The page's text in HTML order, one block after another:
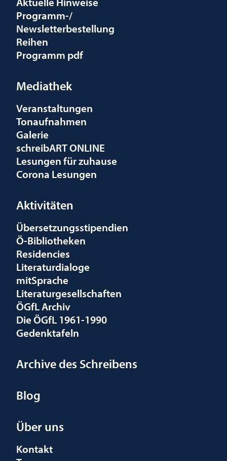
Programm-/
Newsletterbestellung
Reihen
Programm pdf
Mediathek
Veranstaltungen
Tonaufnahmen
Galerie
schreibART ONLINE
Lesungen für zuhause
Corona Lesungen
Aktivitäten
Übersetzungsstipendien
Ö-Bibliotheken
Residencies
Literaturdialoge
mitSprache
Literaturgesellschaften
ÖGfL Archiv
Die ÖGfL 1961-1990
Gedenktafeln
Archive des Schreibens
Blog
Über uns
Kontakt